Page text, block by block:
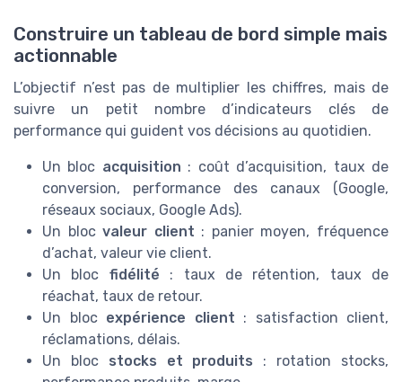
Construire un tableau de bord simple mais
actionnable
L’objectif n’est pas de multiplier les chiffres, mais de
suivre un petit nombre d’indicateurs clés de
performance qui guident vos décisions au quotidien.
Un bloc acquisition : coût d’acquisition, taux de
conversion, performance des canaux (Google,
réseaux sociaux, Google Ads).
Un blocvaleur client : panier moyen, fréquence
d’achat, valeur vie client.
Un bloc fidélité : taux de rétention, taux de
réachat, taux de retour.
Un bloc expérience client : satisfaction client,
réclamations, délais.
Un bloc stocks et produits : rotation stocks,